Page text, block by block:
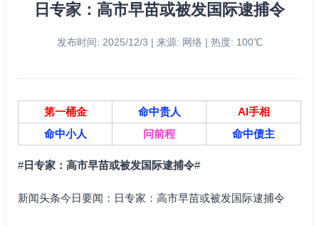
日专家：高市早苗或被发国际逮捕令
发布时间: 2025/12/3 | 来源: 网络 | 热度: 100℃
第一桶金 命中贵人
AI手相
命中小人
问前程 命中债主
#日专家：高市早苗或被发国际逮捕令#
新闻头条今日要闻：日专家：高市早苗或被发国际逮捕令